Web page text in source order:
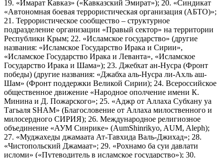
19. «Имарат Кавказ» («Кавказский Эмират»); 20. «Синдикат
«Автономная боевая террористическая организация (АБТО)»;
21. Террористическое сообщество – структурное
подразделение организации «Правый сектор» на территории
Республики Крым; 22. «Исламское государство» (другие
названия: «Исламское Государство Ирака и Сирии»,
«Исламское Государство Ирака и Леванта», «Исламское
Государство Ирака и Шама»); 23. Джебхат ан-Нусра (Фронт
победы) (другие названия: «Джабха аль-Нусра ли-Ахль аш-
Шам» (Фронт поддержки Великой Сирии); 24. Всероссийское
общественное движение «Народное ополчение имени К.
Минина и Д. Пожарского»; 25. «Аджр от Аллаха Субхану уа
Тагьаля SHAM» (Благословение от Аллаха милоственного и
милосердного СИРИЯ); 26. Международное религиозное
объединение «АУМ Синрике» (AumShinrikyo, AUM, Aleph);
27. «Муджахеды джамаата Ат-Тавхида Валь-Джихад»; 28.
«Чистопольский Джамаат»; 29. «Рохнамо ба суи давлати
исломи» («Путеводитель в исламское государство»); 30.